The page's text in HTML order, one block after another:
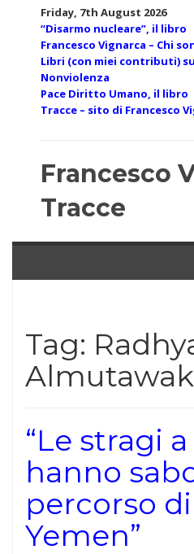
Friday, 7th August 2026
“Disarmo nucleare”, il libro
Francesco Vignarca – Chi
Libri (con miei contributi)
Nonviolenza
Pace Diritto Umano, il libro
Tracce – sito di Francesco
Francesco
Tracce
Tag:
“Le stragi a
hanno
percorso
Yemen”